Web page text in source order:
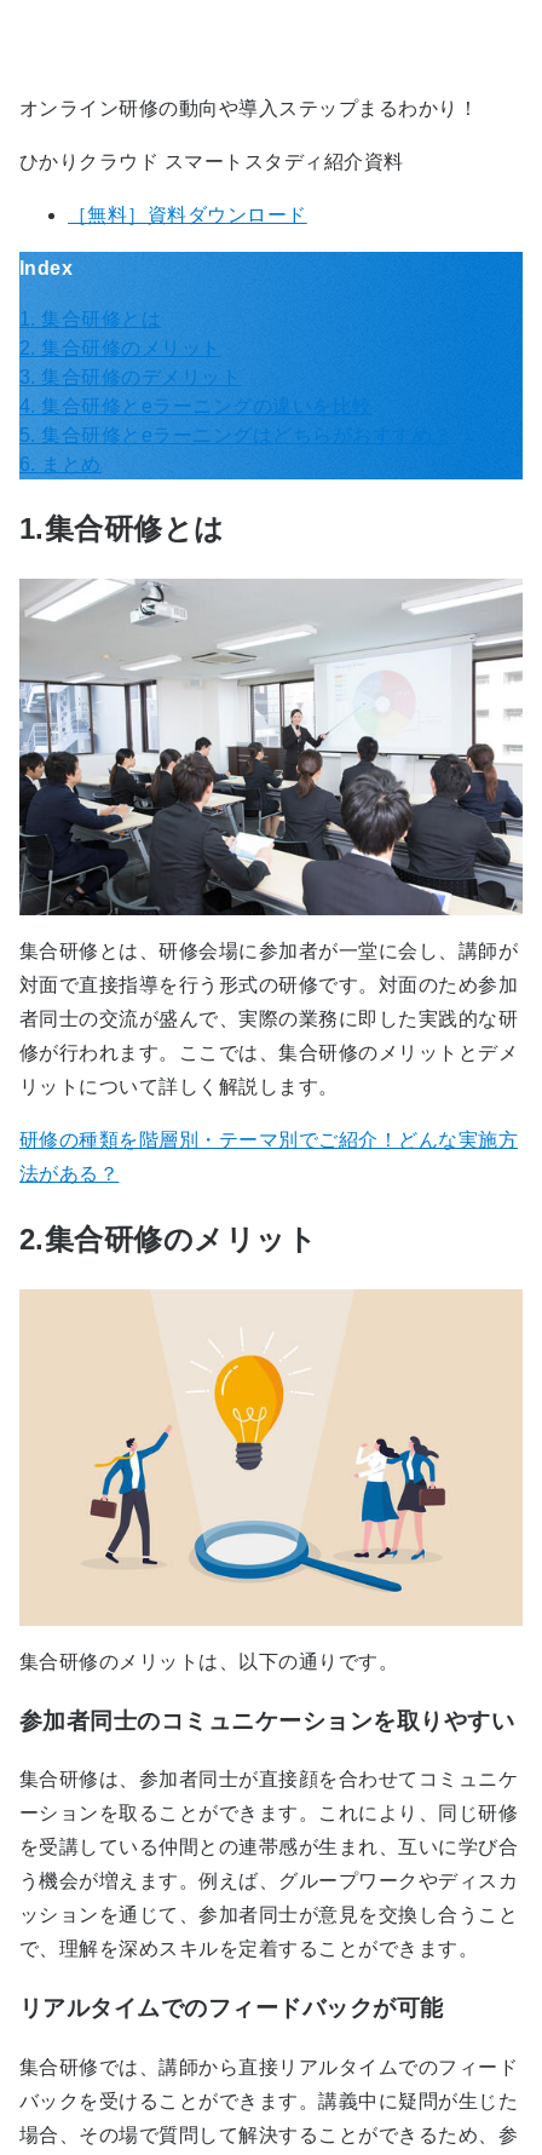
オンライン研修の動向や導入ステップまるわかり！
ひかりクラウド スマートスタディ紹介資料
［無料］資料ダウンロード
Index
1. 集合研修とは
2. 集合研修のメリット
3. 集合研修のデメリット
4. 集合研修とeラーニングの違いを比較
5. 集合研修とeラーニングはどちらがおすすめ？
6. まとめ
1.集合研修とは
集合研修とは、研修会場に参加者が一堂に会し、講師が
対面で直接指導を行う形式の研修です。対面のため参加
者同士の交流が盛んで、実際の業務に即した実践的な研
修が行われます。ここでは、集合研修のメリットとデメ
リットについて詳しく解説します。
研修の種類を階層別・テーマ別でご紹介！どんな実施方
法がある？
2.集合研修のメリット
集合研修のメリットは、以下の通りです。
参加者同士のコミュニケーションを取りやすい
集合研修は、参加者同士が直接顔を合わせてコミュニケ
ーションを取ることができます。これにより、同じ研修
を受講している仲間との連帯感が生まれ、互いに学び合
う機会が増えます。例えば、グループワークやディスカ
ッションを通じて、参加者同士が意見を交換し合うこと
で、理解を深めスキルを定着することができます。
リアルタイムでのフィードバックが可能
集合研修では、講師から直接リアルタイムでのフィード
バックを受けることができます。講義中に疑問が生じた
場合、その場で質問して解決することができるため、参